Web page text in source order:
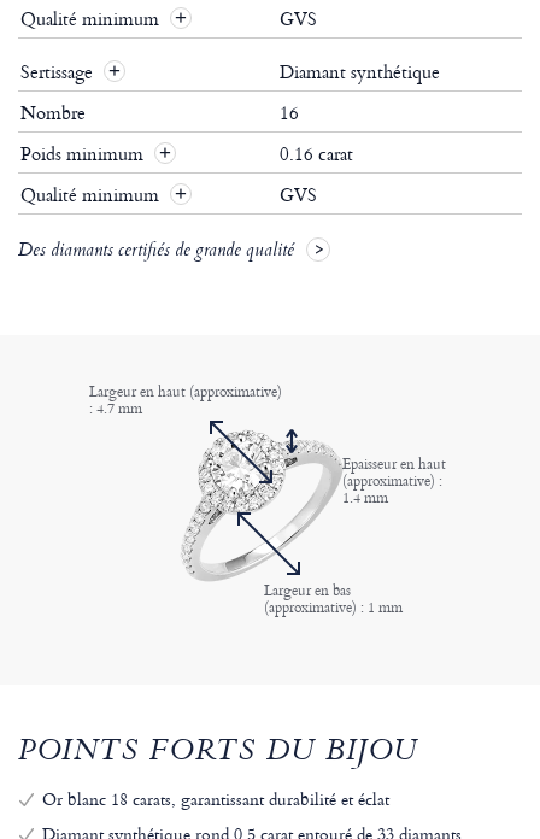
Qualité minimum
GVS
Sertissage
Diamant synthétique
Nombre
16
Poids minimum
0.16 carat
Qualité minimum
GVS
Des diamants certifiés de grande qualité
Largeur en haut (approximative)
: 4.7 mm
Epaisseur en haut
(approximative) :
1.4 mm
Largeur en bas
(approximative) : 1 mm
POINTS FORTS DU BIJOU
Or blanc 18 carats, garantissant durabilité et éclat
Diamant synthétique rond 0,5 carat entouré de 33 diamants